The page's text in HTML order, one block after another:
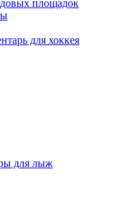
площадок
для хоккея
для лыж